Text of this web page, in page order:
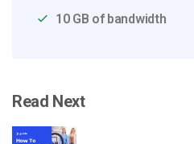
10 GB of bandwidth
Read Next